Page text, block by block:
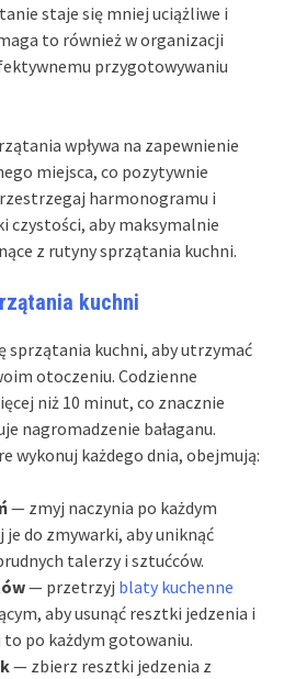
staje się mniej uciążliwe i
to również w organizacji
przygotowywaniu
wpływa na zapewnienie
miejsca, co pozytywnie
harmonogramu i
czystości, aby maksymalnie
z rutyny sprzątania kuchni.
kuchni
sprzątania kuchni, aby utrzymać
otoczeniu. Codzienne
niż 10 minut, co znacznie
nagromadzenie bałaganu.
wykonuj każdego dnia, obejmują:
— zmyj naczynia po każdym
je do zmywarki, aby uniknąć
talerzy i sztućców.
— przetrzyj blaty kuchenne
aby usunąć resztki jedzenia i
po każdym gotowaniu.
— zbierz resztki jedzenia z